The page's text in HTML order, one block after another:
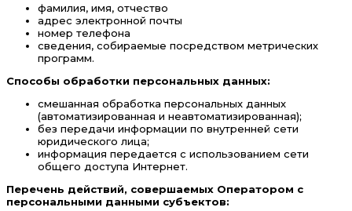
фамилия, имя, отчество
адрес электронной почты
номер телефона
сведения, собираемые посредством метрических
программ.
Способы обработки персональных данных:
смешанная обработка персональных данных
(автоматизированная и неавтоматизированная);
без передачи информации по внутренней сети
юридического лица;
информация передается с использованием сети
общего доступа Интернет.
Перечень действий, совершаемых Оператором с
персональными данными субъектов: